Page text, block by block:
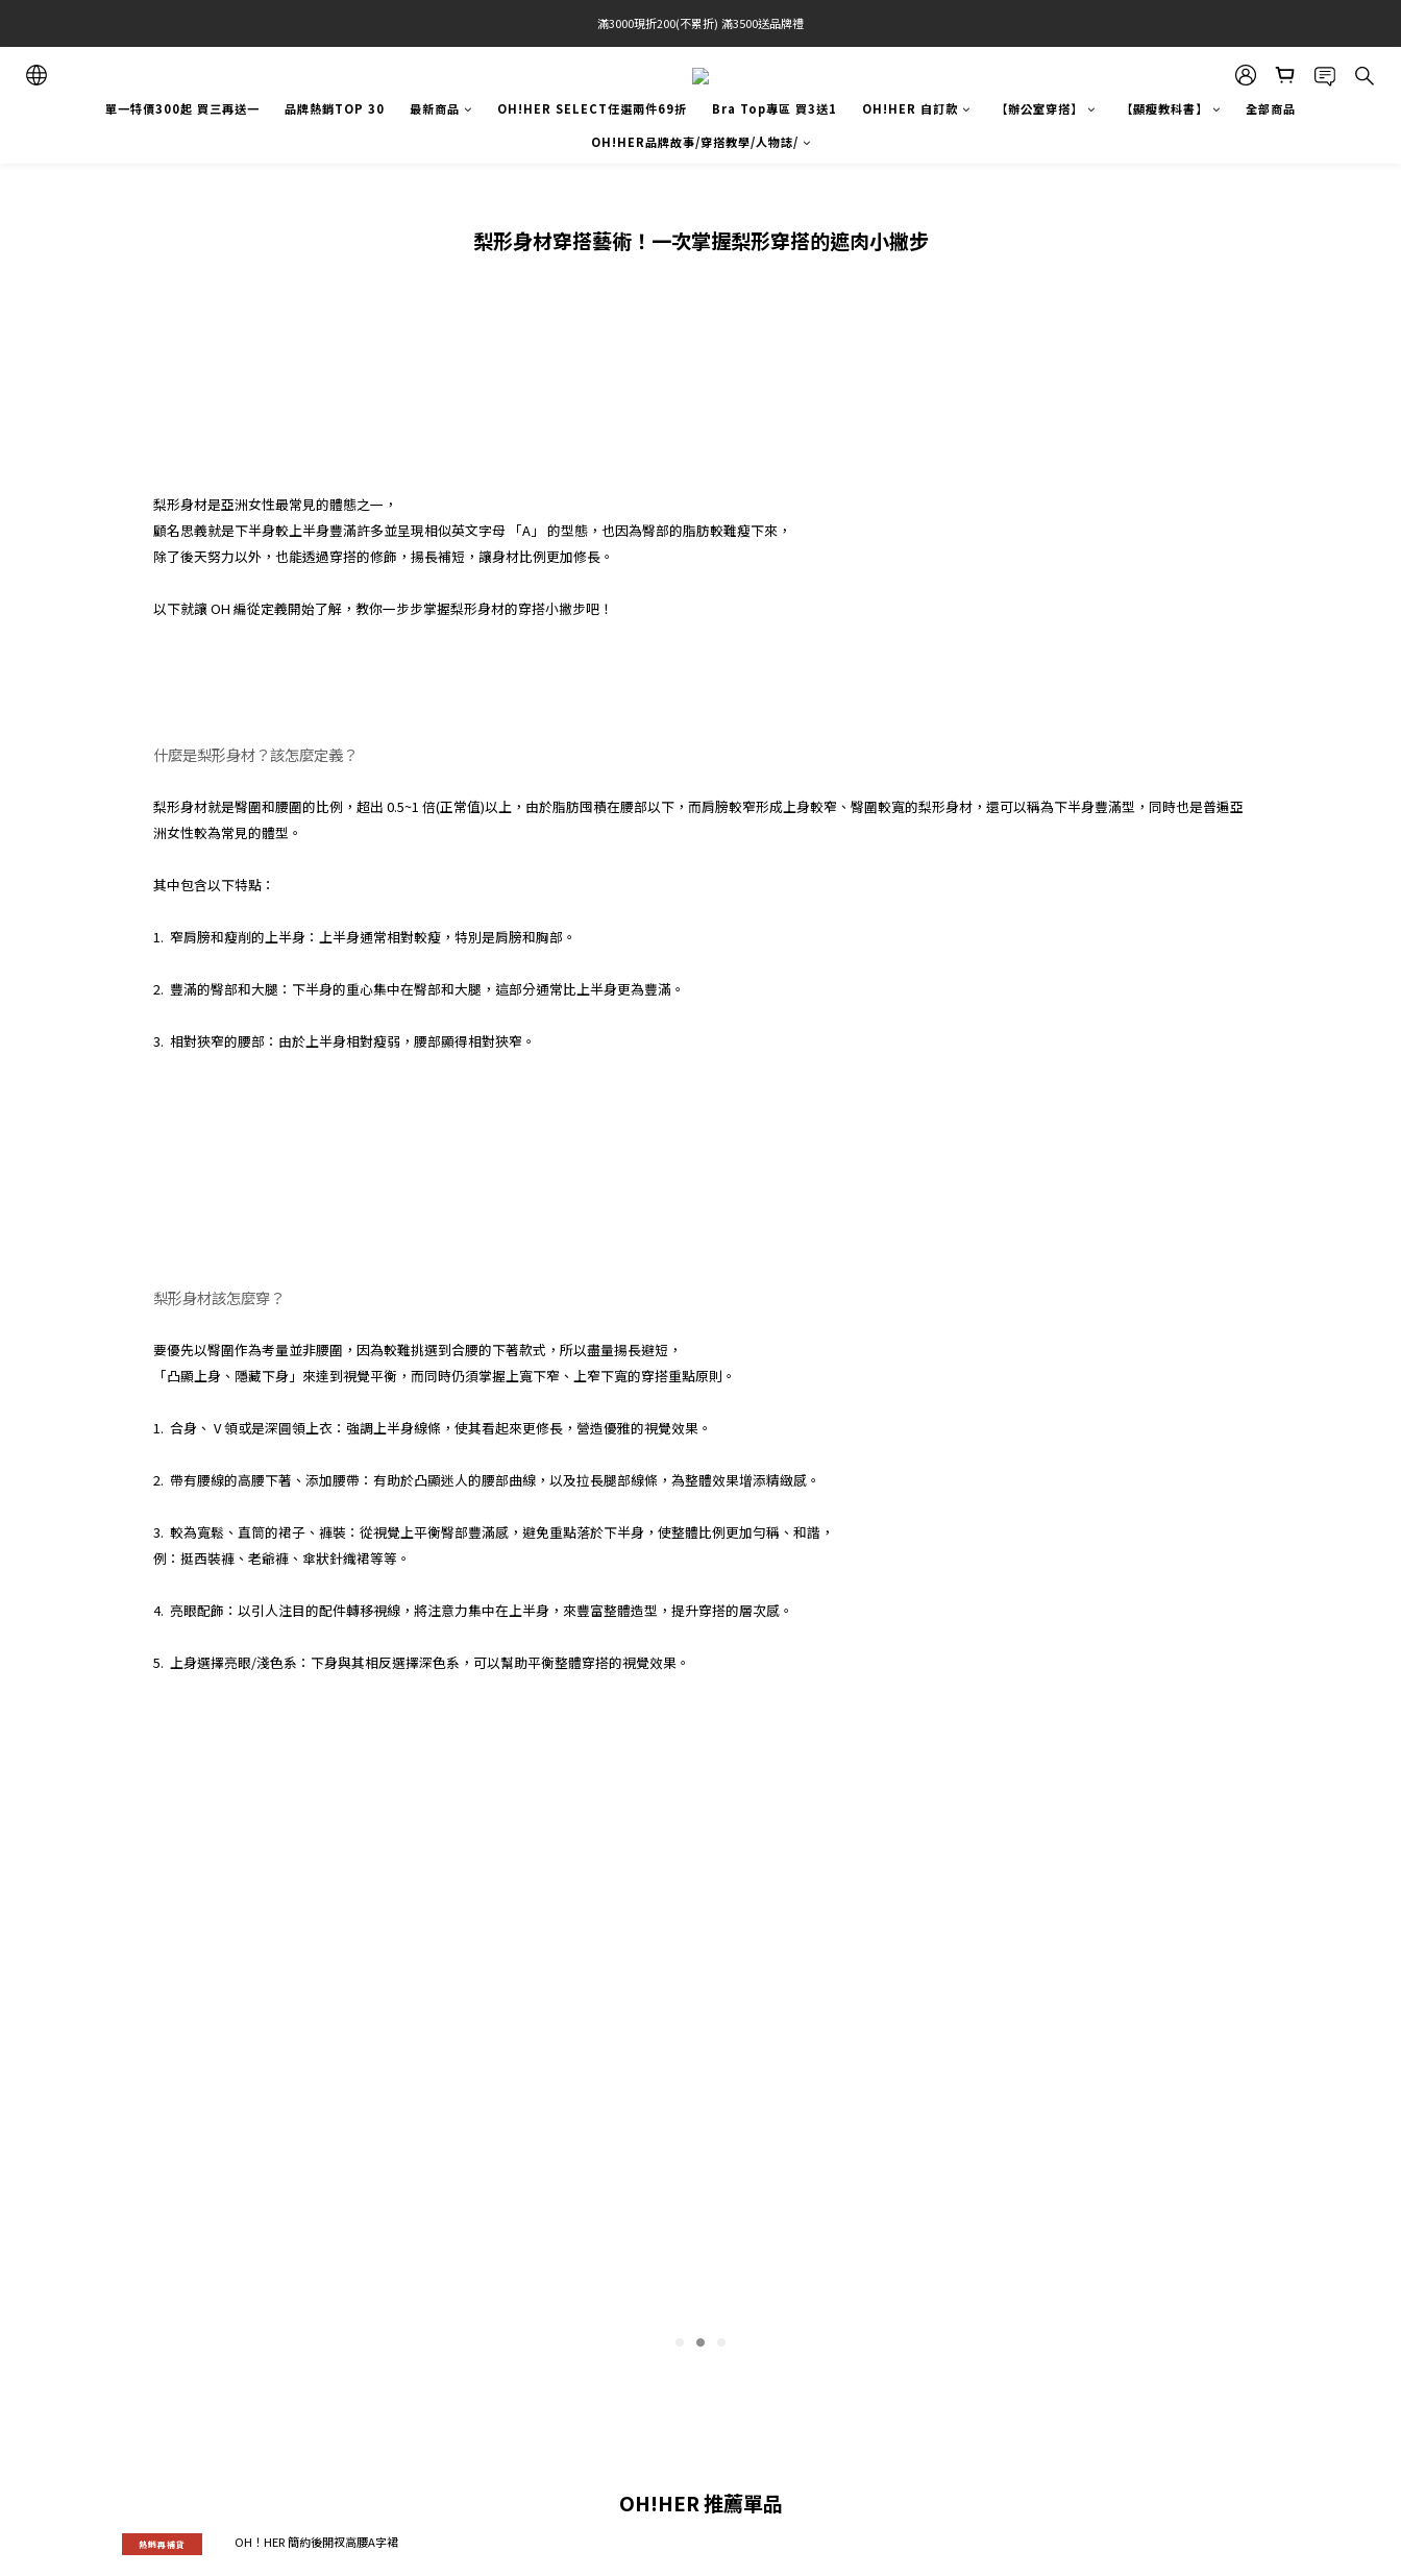
官網限定! 滿千免運(僅限台灣本島)
滿3000現折200(不累折) 滿3500送品牌禮
BRATOP專區買三送一 | 指定專區買一送一
官網限定! 滿千免運(僅限台灣本島)
單一特價300起 買三再送一 品牌熱銷TOP 30 最新商品 OH!HER SELECT任選兩件69折 Bra Top專區 買3送1 OH!HER 自訂款 【辦公室穿搭】 【顯瘦教科書】
全部商品
OH!HER品牌故事/穿搭教學/人物誌/
梨形身材穿搭藝術！一次掌握梨形穿搭的遮肉小撇步
梨形身材是亞洲女性最常見的體態之一，
顧名思義就是下半身較上半身豐滿許多並呈現相似英文字母 「A」 的型態，也因為臀部的脂肪較難瘦下來，
除了後天努力以外，也能透過穿搭的修飾，揚長補短，讓身材比例更加修長。
以下就讓 OH 編從定義開始了解，教你一步步掌握梨形身材的穿搭小撇步吧！
什麼是梨形身材？該怎麼定義？
梨形身材就是臀圍和腰圍的比例，超出 0.5~1 倍(正常值)以上，由於脂肪囤積在腰部以下，而肩膀較窄形成上身較窄、臀圍較寬的梨形身材，還可以稱為下半身豐滿型，同時也是普遍亞
洲女性較為常見的體型。
其中包含以下特點：
1. 窄肩膀和瘦削的上半身：上半身通常相對較瘦，特別是肩膀和胸部。
2. 豐滿的臀部和大腿：下半身的重心集中在臀部和大腿，這部分通常比上半身更為豐滿。
3. 相對狹窄的腰部：由於上半身相對瘦弱，腰部顯得相對狹窄。
梨形身材該怎麼穿？
要優先以臀圍作為考量並非腰圍，因為較難挑選到合腰的下著款式，所以盡量揚長避短，
「凸顯上身、隱藏下身」來達到視覺平衡，而同時仍須掌握上寬下窄、上窄下寬的穿搭重點原則。
1. 合身、 V 領或是深圓領上衣：強調上半身線條，使其看起來更修長，營造優雅的視覺效果。
2. 帶有腰線的高腰下著、添加腰帶：有助於凸顯迷人的腰部曲線，以及拉長腿部線條，為整體效果增添精緻感。
3. 較為寬鬆、直筒的裙子、褲裝：從視覺上平衡臀部豐滿感，避免重點落於下半身，使整體比例更加勻稱、和諧，
例：挺西裝褲、老爺褲、傘狀針織裙等等。
4. 亮眼配飾：以引人注目的配件轉移視線，將注意力集中在上半身，來豐富整體造型，提升穿搭的層次感。
5. 上身選擇亮眼/淺色系：下身與其相反選擇深色系，可以幫助平衡整體穿搭的視覺效果。
OH!HER 推薦單品
熱銷再補貨